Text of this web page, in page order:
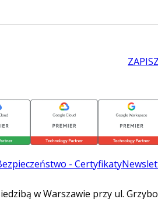
- Certyfikaty
w Warszawie przy ul.